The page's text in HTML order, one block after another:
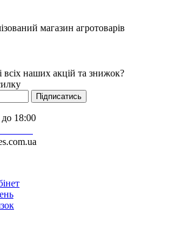
магазин агротоварів
всіх наших акцій та знижок?
Підписатись
18:00